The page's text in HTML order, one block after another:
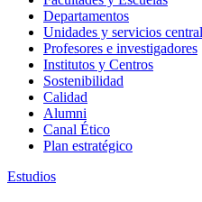
Departamentos
Unidades y servicios
Profesores e investigadores
Institutos y Centros
Sostenibilidad
Calidad
Alumni
Canal Ético
Plan estratégico
Estudios